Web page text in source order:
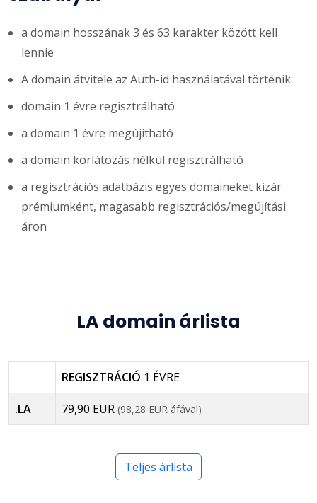
a domain hosszának 3 és 63 karakter között kell
lennie
A domain átvitele az Auth-id használatával történik
domain 1 évre regisztrálható
a domain 1 évre megújítható
a domain korlátozás nélkül regisztrálható
a regisztrációs adatbázis egyes domaineket kizár
prémiumként, magasabb regisztrációs/megújítási
áron
LA domain árlista
REGISZTRÁCIÓ 1 ÉVRE
.LA 79,90 EUR (98,28 EUR áfával)
Teljes árlista